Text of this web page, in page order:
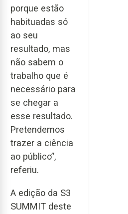
porque estão
habituadas só
ao seu
resultado, mas
não sabem o
trabalho que é
necessário para
se chegar a
esse resultado.
Pretendemos
trazer a ciência
ao público”,
referiu.
A edição da S3
SUMMIT deste